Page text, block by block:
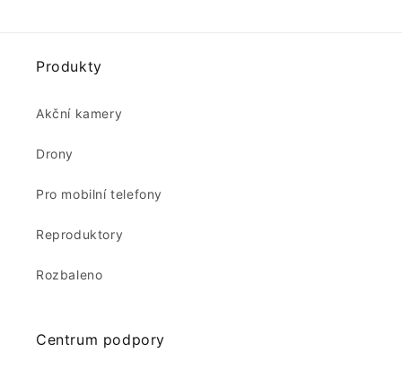
Produkty
Akční kamery
Drony
Pro mobilní telefony
Reproduktory
Rozbaleno
Centrum podpory